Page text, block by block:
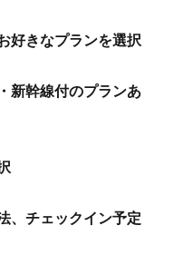
好きなプランを選択
新幹線付のプランあ
、チェックイン予定